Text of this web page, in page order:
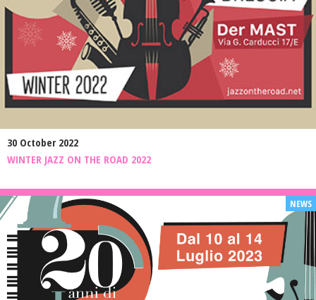
30 October 2022
WINTER JAZZ ON THE ROAD 2022